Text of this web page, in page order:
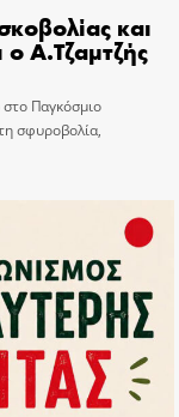
και
Α.Τζαμτζής
Παγκόσμιο
σφυροβολία,